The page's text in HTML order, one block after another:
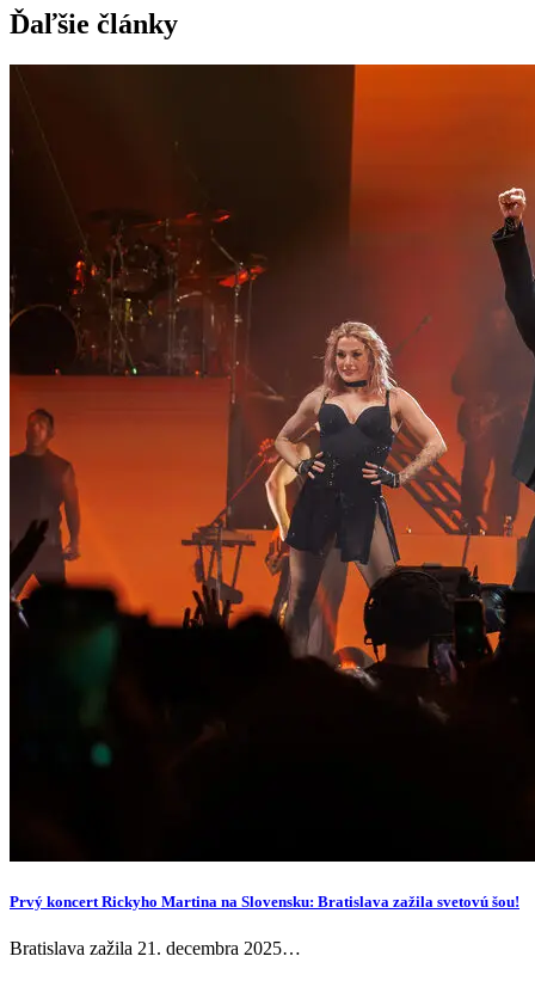
Ďaľšie články
Prvý koncert Rickyho Martina na Slovensku: Bratislava zažila svetovú šou!
Bratislava zažila 21. decembra 2025…